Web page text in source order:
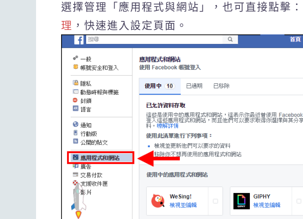
選擇管理「應用程式與網站」，也可直接點擊：
理 ，快速進入設定頁面。